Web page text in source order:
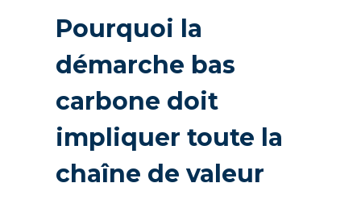
Pourquoi la
démarche bas
carbone doit
impliquer toute la
chaîne de valeur